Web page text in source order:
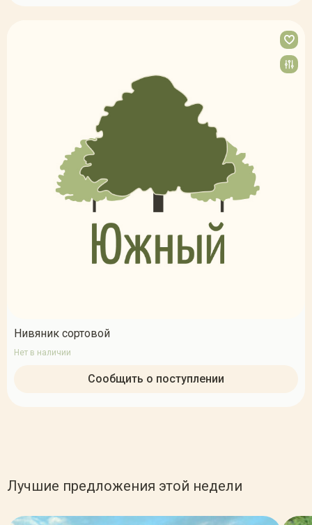
Нивяник сортовой
Нет в наличии
Сообщить о поступлении
Лучшие предложения этой недели